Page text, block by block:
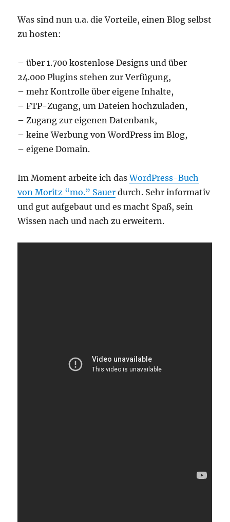
Was sind nun u.a. die Vorteile, einen Blog selbst
zu hosten:
– über 1.700 kostenlose Designs und über
24.000 Plugins stehen zur Verfügung,
– mehr Kontrolle über eigene Inhalte,
– FTP-Zugang, um Dateien hochzuladen,
– Zugang zur eigenen Datenbank,
– keine Werbung von WordPress im Blog,
– eigene Domain.
Im Moment arbeite ich dasWordPress-Buch
von Moritz “mo.” Sauer durch. Sehr informativ
und gut aufgebaut und es macht Spaß, sein
Wissen nach und nach zu erweitern.